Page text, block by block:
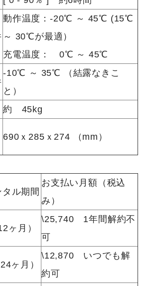
動作温度：-20℃ ～ 45℃ (15℃
～ 30℃が最適）
充電温度： 0℃ ～ 45℃
-10℃ ～ 35℃ （結露なきこ
と）
約 45kg
690ｘ285ｘ274 （mm）
ル期間
お支払い月額（税込
み）
ヶ月）
\25,740 1年間解約不
可
ヶ月）
\12,870 いつでも解
約可